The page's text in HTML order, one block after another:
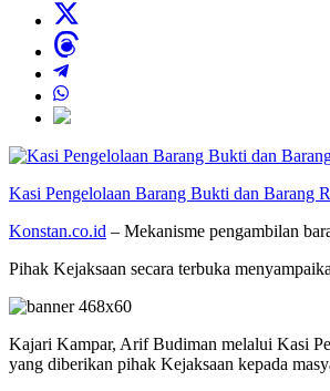
Kasi Pengelolaan Barang Bukti dan Barang
Konstan.co.id – Mekanisme pengambilan
Pihak Kejaksaan secara terbuka
Kajari Kampar, Arif Budiman melalui Kasi
yang diberikan pihak Kejaksaan kepada